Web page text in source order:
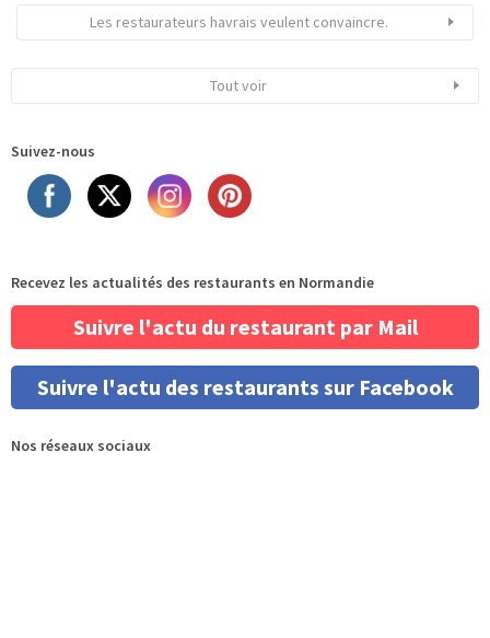
Les restaurateurs havrais veulent convaincre.
Tout voir
Suivez-nous
Recevez les actualités des restaurants en Normandie
Suivre l'actu du restaurant par Mail
Suivre l'actu des restaurants sur Facebook
Nos réseaux sociaux